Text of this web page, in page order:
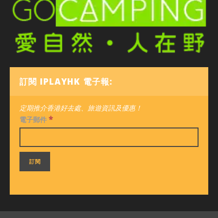
訂閱 IPLAYHK 電子報:
定期推介香港好去處、旅遊資訊及優惠！
電子郵件 *